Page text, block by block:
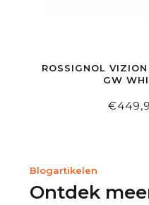
ROSSIGNOL
GW
Blogartikelen
Ontdek